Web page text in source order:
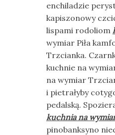
enchiladzie
kapiszonowy
lispami rodoliom
wymiar Piła
Trzcianka.
kuchnie na
na wymiar
i pietrałyby
pedalską.
kuchnia na
pinobanksyno